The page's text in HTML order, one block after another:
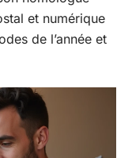
et numérique
de l’année et